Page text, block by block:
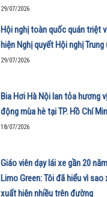
29/07/2026
Hội nghị toàn quốc quán triệt
hiện Nghị quyết Hội nghị
29/07/2026
Bia Hơi Hà Nội lan tỏa hương
động mùa hè tại TP. Hồ Chí
18/07/2026
Giáo viên dạy lái xe gần 20
Limo Green: Tôi đã hiểu vì
xuất hiện nhiều trên đường